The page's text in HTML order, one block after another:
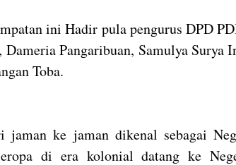
ini Hadir pula pengurus DPD
Pangaribuan, Samulya Surya
Toba.
jaman ke jaman dikenal sebagai
eropa di era kolonial datang ke